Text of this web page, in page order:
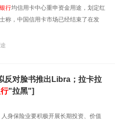
银行均信用卡中心重申资金用途，划定红
称，中国信用卡市场已经结束了在发
反对脸书推出Libra；拉卡拉
"拉黑"]
身保险业要积极开展长期投资、价值